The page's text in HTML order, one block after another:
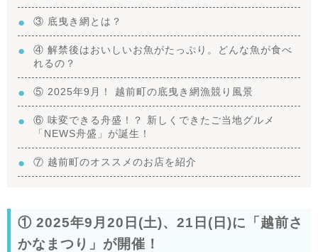
③ 底曳き網とは？
④ 解禁後はおいしいお魚がたっぷり。どんな魚が食べ
れるの？
⑤ 2025年9月！ 越前町の底曳き網漁競り風景
⑥ 味変できる舟盛！？ 新しくできたご当地グルメ
「NEWS舟盛」が誕生！
⑦ 越前町のオススメのお店を紹介
① 2025年9月20日(土)、21日(日)に「越前さ
かなまつり」が開催！